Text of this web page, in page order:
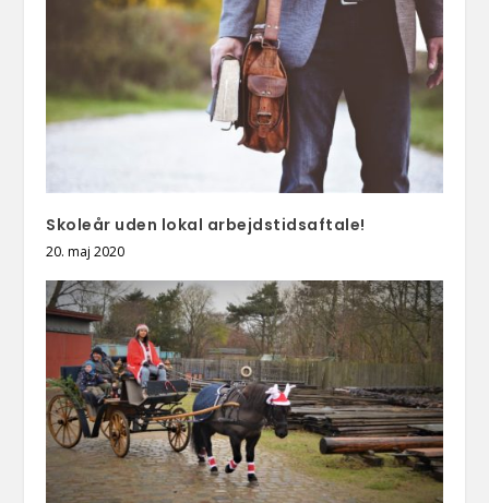
Skoleår uden lokal arbejdstidsaftale!
20. maj 2020